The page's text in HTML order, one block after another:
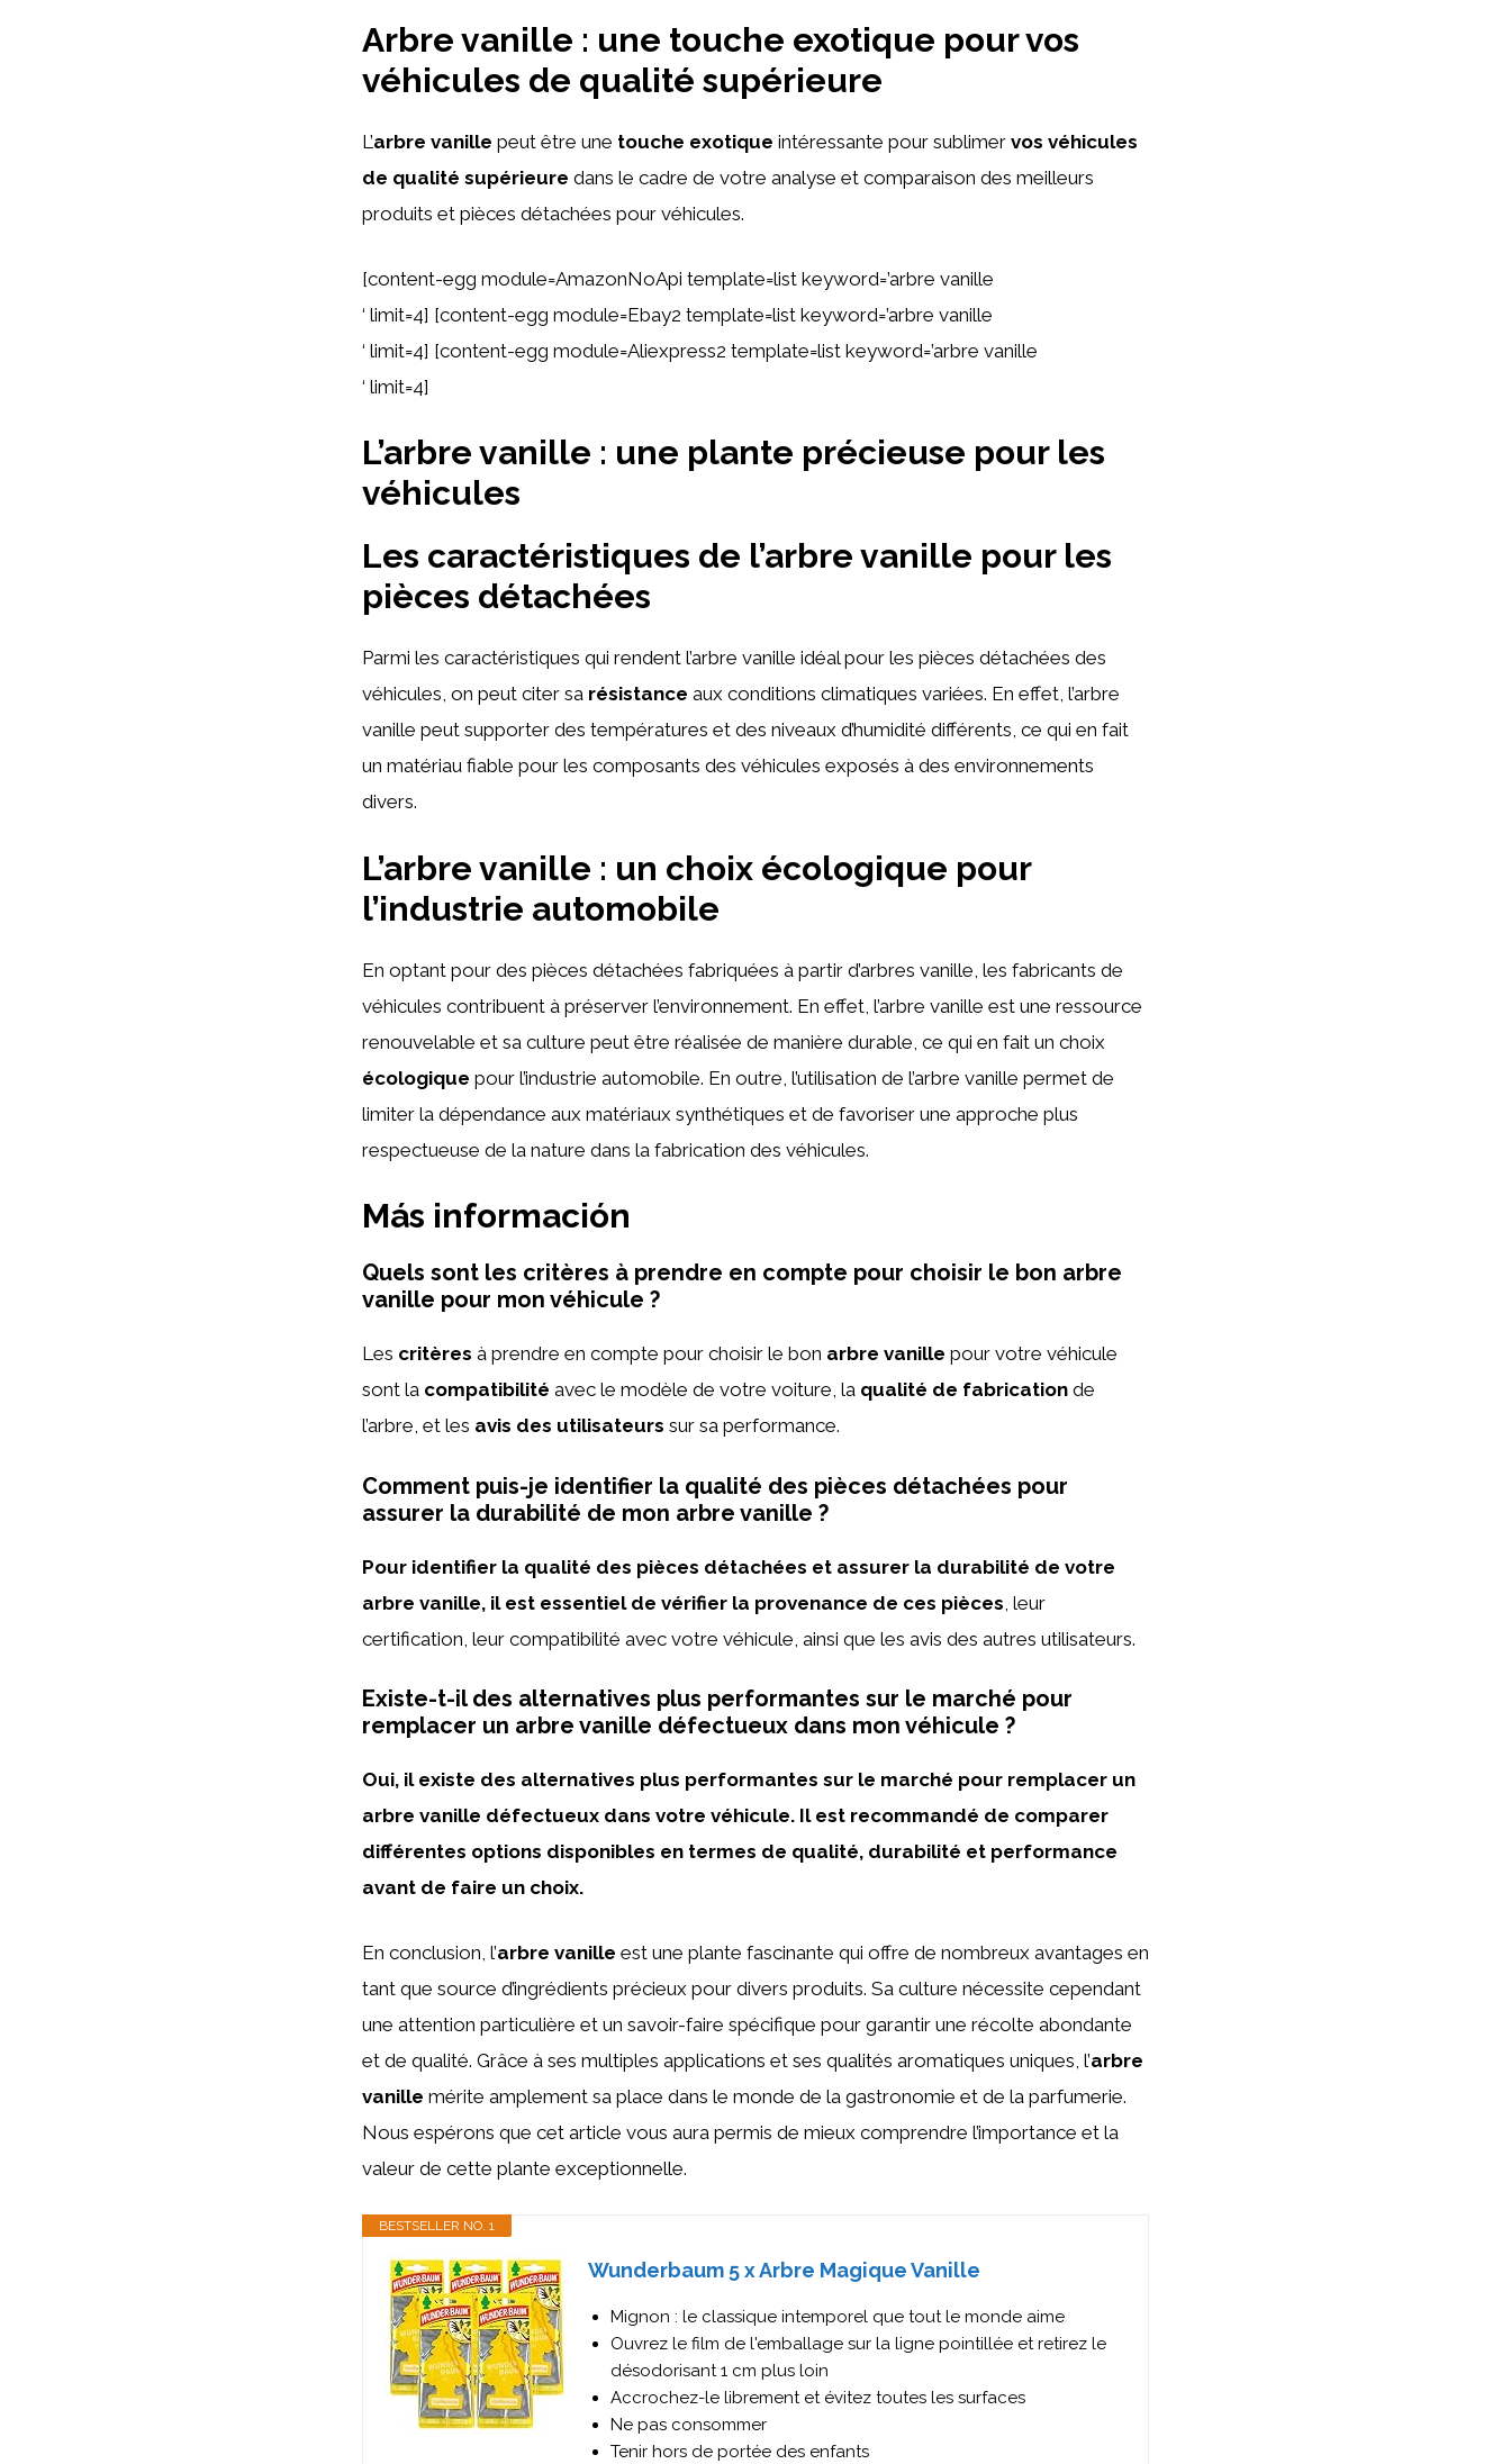
Arbre vanille : une touche exotique pour vos
véhicules de qualité supérieure
L’arbre vanille peut être une touche exotique intéressante pour sublimer vos véhicules
de qualité supérieure dans le cadre de votre analyse et comparaison des meilleurs
produits et pièces détachées pour véhicules.
[content-egg module=AmazonNoApi template=list keyword=’arbre vanille
‘ limit=4] [content-egg module=Ebay2 template=list keyword=’arbre vanille
‘ limit=4] [content-egg module=Aliexpress2 template=list keyword=’arbre vanille
‘ limit=4]
L’arbre vanille : une plante précieuse pour les
véhicules
Les caractéristiques de l’arbre vanille pour les
pièces détachées
Parmi les caractéristiques qui rendent l’arbre vanille idéal pour les pièces détachées des
véhicules, on peut citer sa résistance aux conditions climatiques variées. En effet, l’arbre
vanille peut supporter des températures et des niveaux d’humidité différents, ce qui en fait
un matériau fiable pour les composants des véhicules exposés à des environnements
divers.
L’arbre vanille : un choix écologique pour
l’industrie automobile
En optant pour des pièces détachées fabriquées à partir d’arbres vanille, les fabricants de
véhicules contribuent à préserver l’environnement. En effet, l’arbre vanille est une ressource
renouvelable et sa culture peut être réalisée de manière durable, ce qui en fait un choix
écologique pour l’industrie automobile. En outre, l’utilisation de l’arbre vanille permet de
limiter la dépendance aux matériaux synthétiques et de favoriser une approche plus
respectueuse de la nature dans la fabrication des véhicules.
Más información
Quels sont les critères à prendre en compte pour choisir le bon arbre
vanille pour mon véhicule ?
Les critères à prendre en compte pour choisir le bon arbre vanille pour votre véhicule
sont la compatibilité avec le modèle de votre voiture, la qualité de fabrication de
l’arbre, et les avis des utilisateurs sur sa performance.
Comment puis-je identifier la qualité des pièces détachées pour
assurer la durabilité de mon arbre vanille ?
Pour identifier la qualité des pièces détachées et assurer la durabilité de votre
arbre vanille, il est essentiel de vérifier la provenance de ces pièces , leur
certification, leur compatibilité avec votre véhicule, ainsi que les avis des autres utilisateurs.
Existe-t-il des alternatives plus performantes sur le marché pour
remplacer un arbre vanille défectueux dans mon véhicule ?
Oui, il existe des alternatives plus performantes sur le marché pour remplacer un
arbre vanille défectueux dans votre véhicule. Il est recommandé de comparer
différentes options disponibles en termes de qualité, durabilité et performance
avant de faire un choix.
En conclusion, l’arbre vanille est une plante fascinante qui offre de nombreux avantages en
tant que source d’ingrédients précieux pour divers produits. Sa culture nécessite cependant
une attention particulière et un savoir-faire spécifique pour garantir une récolte abondante
et de qualité. Grâce à ses multiples applications et ses qualités aromatiques uniques, l’arbre
vanille mérite amplement sa place dans le monde de la gastronomie et de la parfumerie.
Nous espérons que cet article vous aura permis de mieux comprendre l’importance et la
valeur de cette plante exceptionnelle.
BESTSELLER NO. 1
Wunderbaum 5 x Arbre Magique Vanille
Mignon : le classique intemporel que tout le monde aime
Ouvrez le film de l'emballage sur la ligne pointillée et retirez le
désodorisant 1 cm plus loin
Accrochez-le librement et évitez toutes les surfaces
Ne pas consommer
Tenir hors de portée des enfants